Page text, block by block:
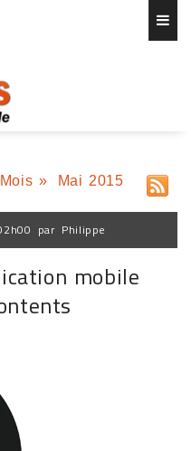
» Mai 2015
par Philippe
mobile